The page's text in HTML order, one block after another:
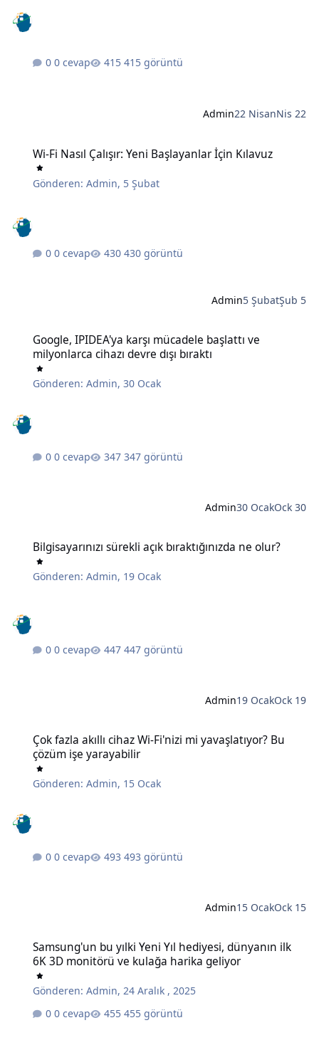
0 cevap 415 görüntü
Admin22 NisanNis 22
Wi-Fi Nasıl Çalışır: Yeni Başlayanlar İçin Kılavuz
Gönderen:Admin, 5 Şubat
0 cevap 430 görüntü
Admin5 ŞubatŞub 5
Google, IPIDEA'ya karşı mücadele başlattı ve
milyonlarca cihazı devre dışı bıraktı
Gönderen:Admin,30 Ocak
0 cevap 347 görüntü
Admin30 OcakOck 30
Bilgisayarınızı sürekli açık bıraktığınızda ne olur?
Gönderen:Admin, 19 Ocak
0 cevap 447 görüntü
Admin19 OcakOck 19
Çok fazla akıllı cihaz Wi-Fi'nizi mi yavaşlatıyor? Bu
çözüm işe yarayabilir
Gönderen:Admin, 15 Ocak
0 cevap 493 görüntü
Admin15 OcakOck 15
Samsung'un bu yılki Yeni Yıl hediyesi, dünyanın ilk
6K 3D monitörü ve kulağa harika geliyor
Gönderen:Admin,24 Aralık , 2025
0 cevap
455 görüntü